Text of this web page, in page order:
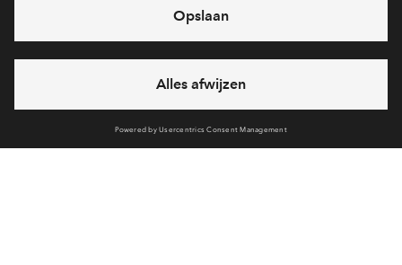
6 dagen per week beschikbaar (behalve tijdens
feestdagen)
vandaag van 10:00 - 13:00 uur